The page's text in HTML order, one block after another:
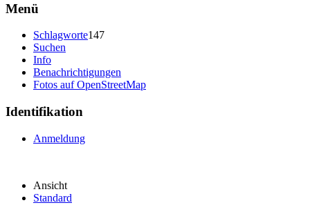
Menü
Schlagworte147
Suchen
Info
Benachrichtigungen
Fotos auf OpenStreetMap
Identifikation
Anmeldung
Ansicht
Standard